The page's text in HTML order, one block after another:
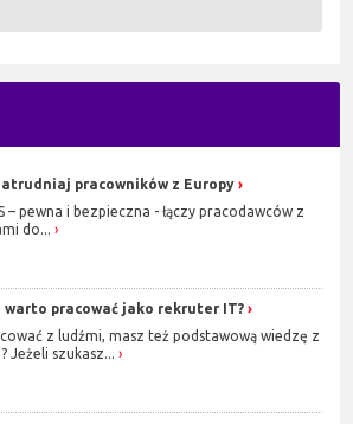
pracowników z Europy
– pewna i bezpieczna - łączy pracodawców z
do...
warto pracować jako rekruter IT?
z ludźmi, masz też podstawową wiedzę z
Jeżeli szukasz...